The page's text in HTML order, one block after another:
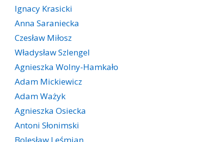
Ignacy Krasicki
Anna Saraniecka
Czesław Miłosz
Władysław Szlengel
Agnieszka Wolny-Hamkało
Adam Mickiewicz
Adam Ważyk
Agnieszka Osiecka
Antoni Słonimski
Bolesław Leśmian